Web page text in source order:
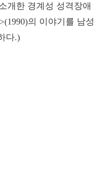
개한 경계성 성격장애
의 이야기를 남성
다.)